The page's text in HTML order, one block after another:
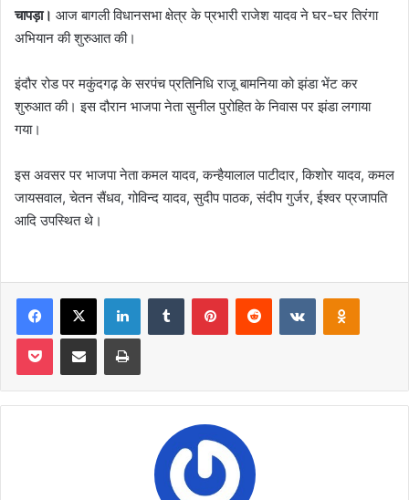
चापड़ा। आज बागली विधानसभा क्षेत्र के प्रभारी राजेश यादव ने घर-घर तिरंगा
अभियान की शुरुआत की।
इंदौर रोड पर मकुंदगढ़ के सरपंच प्रतिनिधि राजू बामनिया को झंडा भेंट कर
शुरुआत की। इस दौरान भाजपा नेता सुनील पुरोहित के निवास पर झंडा लगाया
गया।
इस अवसर पर भाजपा नेता कमल यादव, कन्हैयालाल पाटीदार, किशोर यादव, कमल
जायसवाल, चेतन सैंधव, गोविन्द यादव, सुदीप पाठक, संदीप गुर्जर, ईश्वर प्रजापति
आदि उपस्थित थे।
Facebook
X LinkedInTumblr PinterestReddit VKontakte
Pocket Share via Email Print